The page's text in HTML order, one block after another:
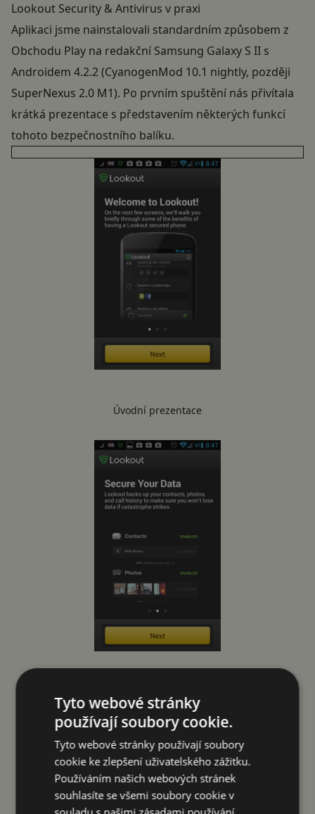
Lookout Security & Antivirus v praxi
Aplikaci jsme nainstalovali standardním způsobem z
Obchodu Play na redakční Samsung Galaxy S II s
Androidem 4.2.2 (CyanogenMod 10.1 nightly, později
SuperNexus 2.0 M1). Po prvním spuštění nás přivítala
krátká prezentace s představením některých funkcí
tohoto bezpečnostního balíku.
Úvodní prezentace
Tyto webové stránky
používají soubory cookie.
Tyto webové stránky používají soubory
cookie ke zlepšení uživatelského zážitku.
Používáním našich webových stránek
souhlasíte se všemi soubory cookie v